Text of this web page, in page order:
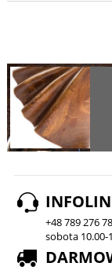
+48 789 276
sobota 10.00-